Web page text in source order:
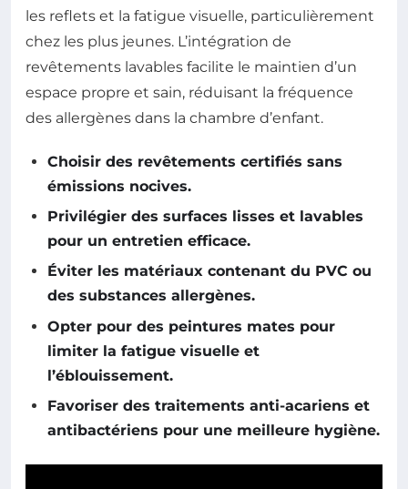
les reflets et la fatigue visuelle, particulièrement
chez les plus jeunes. L’intégration de
revêtements lavables facilite le maintien d’un
espace propre et sain, réduisant la fréquence
des allergènes dans la chambre d’enfant.
Choisir des revêtements certifiés sans
émissions nocives.
Privilégier des surfaces lisses et lavables
pour un entretien efficace.
Éviter les matériaux contenant du PVC ou
des substances allergènes.
Opter pour des peintures mates pour
limiter la fatigue visuelle et
l’éblouissement.
Favoriser des traitements anti-acariens et
antibactériens pour une meilleure hygiène.